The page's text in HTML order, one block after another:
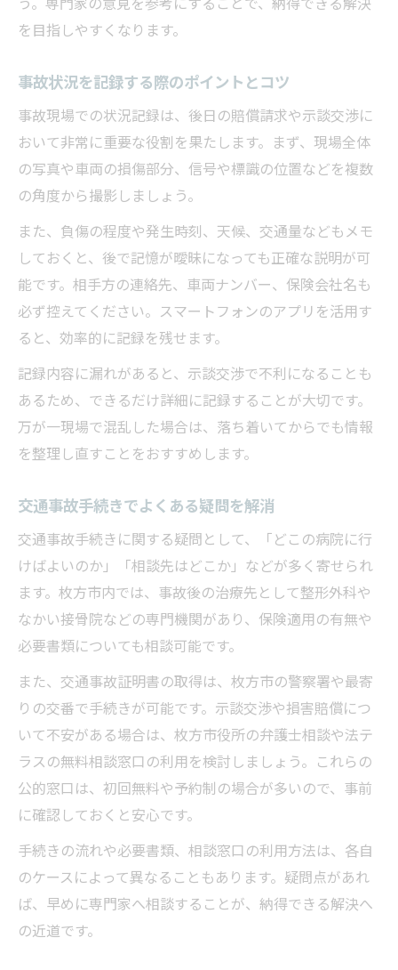
う。専門家の意見を参考にすることで、納得できる解決
を目指しやすくなります。
事故状況を記録する際のポイントとコツ
事故現場での状況記録は、後日の賠償請求や示談交渉に
おいて非常に重要な役割を果たします。まず、現場全体
の写真や車両の損傷部分、信号や標識の位置などを複数
の角度から撮影しましょう。
また、負傷の程度や発生時刻、天候、交通量などもメモ
しておくと、後で記憶が曖昧になっても正確な説明が可
能です。相手方の連絡先、車両ナンバー、保険会社名も
必ず控えてください。スマートフォンのアプリを活用す
ると、効率的に記録を残せます。
記録内容に漏れがあると、示談交渉で不利になることも
あるため、できるだけ詳細に記録することが大切です。
万が一現場で混乱した場合は、落ち着いてからでも情報
を整理し直すことをおすすめします。
交通事故手続きでよくある疑問を解消
交通事故手続きに関する疑問として、「どこの病院に行
けばよいのか」「相談先はどこか」などが多く寄せられ
ます。枚方市内では、事故後の治療先として整形外科や
なかい接骨院などの専門機関があり、保険適用の有無や
必要書類についても相談可能です。
また、交通事故証明書の取得は、枚方市の警察署や最寄
りの交番で手続きが可能です。示談交渉や損害賠償につ
いて不安がある場合は、枚方市役所の弁護士相談や法テ
ラスの無料相談窓口の利用を検討しましょう。これらの
公的窓口は、初回無料や予約制の場合が多いので、事前
に確認しておくと安心です。
手続きの流れや必要書類、相談窓口の利用方法は、各自
のケースによって異なることもあります。疑問点があれ
ば、早めに専門家へ相談することが、納得できる解決へ
の近道です。